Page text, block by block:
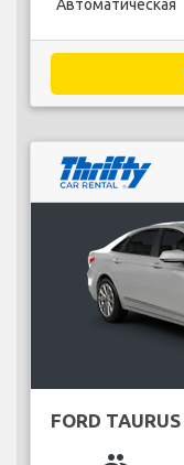
Автоматическая
FORD TAURUS